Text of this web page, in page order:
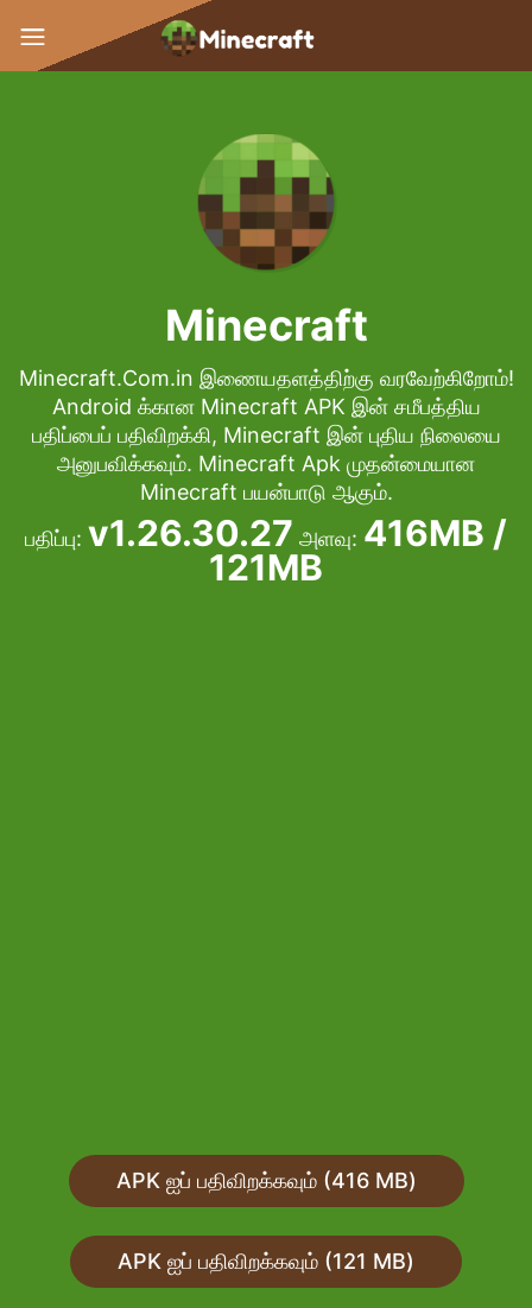
Minecraft
Minecraft.Com.in இணையதளத்திற்கு வரவேற்கிறோம்!
Android க்கான Minecraft APK இன் சமீபத்திய
பதிப்பைப் பதிவிறக்கி, Minecraft இன் புதிய நிலையை
அனுபவிக்கவும். Minecraft Apk முதன்மையான
Minecraft பயன்பாடு ஆகும்.
பதிப்பு: v1.26.30.27 அளவு: 416MB /
121MB
APK ஐப் பதிவிறக்கவும் (416 MB)
APK ஐப் பதிவிறக்கவும் (121 MB)